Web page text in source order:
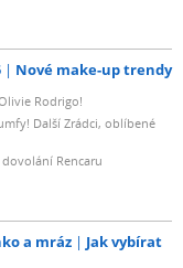
Nové make-up trendy
Rodrigo!
Další Zrádci, oblíbené
Rencaru
a mráz
Jak vybírat